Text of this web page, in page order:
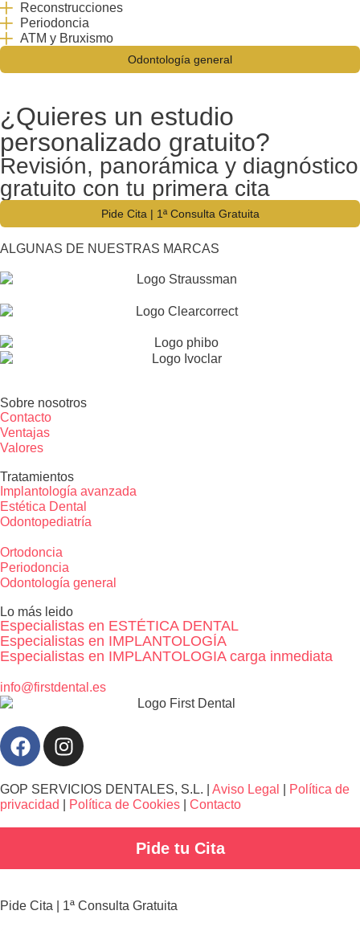
Reconstrucciones
Periodoncia
ATM y Bruxismo
Odontología general
¿Quieres un estudio
personalizado gratuito?
Revisión, panorámica y diagnóstico
gratuito con tu primera cita
Pide Cita | 1ª Consulta Gratuita
ALGUNAS DE NUESTRAS MARCAS
Sobre nosotros
Contacto
Ventajas
Valores
Tratamientos
Implantología avanzada
Estética Dental
Odontopediatría
Ortodoncia
Periodoncia
Odontología general
Lo más leido
Especialistas en ESTÉTICA DENTAL
Especialistas en IMPLANTOLOGÍA
Especialistas en IMPLANTOLOGIA carga inmediata
info@firstdental.es
GOP SERVICIOS DENTALES, S.L. | Aviso Legal
Política de
privacidad
Política de Cookies Contacto
Pide tu Cita
Pide Cita | 1ª Consulta Gratuita